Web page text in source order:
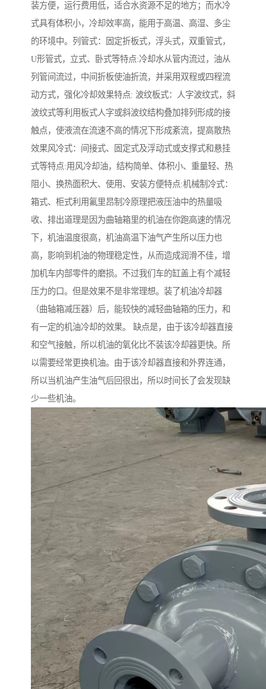
装方便，运行费用低，适合水资源不足的地方；而水冷
式具有体积小，冷却效率高，能用于高温、高湿、多尘
的环境中。列管式：固定折板式，浮头式，双重管式，
U形管式，立式、卧式等特点:冷却水从管内流过，油从
列管间流过，中间折板使油折流，并采用双程或四程流
动方式，强化冷却效果特点: 波纹板式：人字波纹式，斜
波纹式等利用板式人字或斜波纹结构叠加排列形成的接
触点，使液流在流速不高的情况下形成紊流，提高散热
效果风冷式：间接式、固定式及浮动式或支撑式和悬挂
式等特点:用风冷却油，结构简单、体积小、重量轻、热
阻小、换热面积大、使用、安装方便特点:机械制冷式：
箱式、柜式利用氟里昂制冷原理把液压油中的热量吸
收、排出道理是因为曲轴箱里的机油在你跑高速的情况
下，机油温度很高，机油高温下油气产生所以压力也
高，影响到机油的物理稳定性，从而造成润滑不佳，增
加机车内部零件的磨损。不过我们车的缸盖上有个减轻
压力的口。但是效果不是非常理想。装了机油冷却器
（曲轴箱减压器）后，能较快的减轻曲轴箱的压力，和
有一定的机油冷却的效果。 缺点是，由于该冷却器直接
和空气接触，所以机油的氧化比不装该冷却器更快。所
以需要经常更换机油。由于该冷却器直接和外界连通，
所以当机油产生油气后回很出，所以时间长了会发现缺
少一些机油。